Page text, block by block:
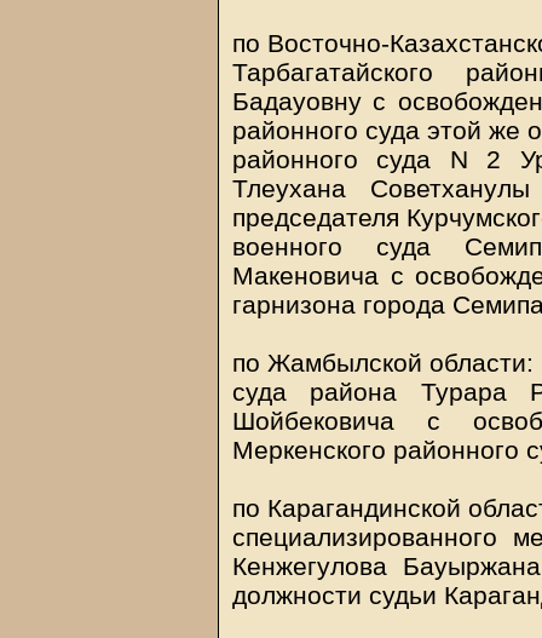
по Восточно-
Тарбагатайского
Бадауовну с
районного суда этой же
районного суда N 2
Тлеухана
председателя
военного суда
Макеновича с
гарнизона города
по Жамбылской области:
суда района Турара
Шойбековича с
Меркенского районного
по Карагандинской
специализированного
Кенжегулова
должности судьи